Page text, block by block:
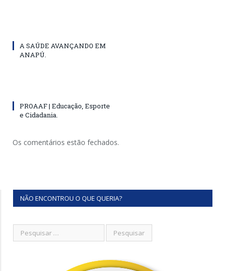
A SAÚDE AVANÇANDO EM
ANAPÚ.
PROAAF | Educação, Esporte
e Cidadania.
Os comentários estão fechados.
NÃO ENCONTROU O QUE QUERIA?